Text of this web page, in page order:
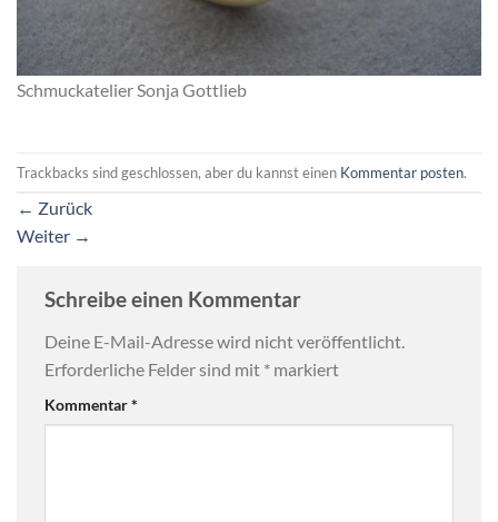
Schmuckatelier Sonja Gottlieb
Trackbacks sind geschlossen, aber du kannst einen Kommentar posten.
← Zurück
Weiter →
Schreibe einen Kommentar
Deine E-Mail-Adresse wird nicht veröffentlicht.
Erforderliche Felder sind mit * markiert
Kommentar*